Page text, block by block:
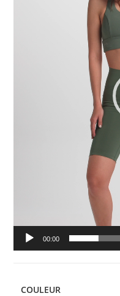
00:00
COULEUR